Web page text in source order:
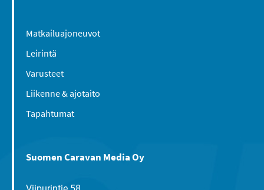
Matkailuajoneuvot
Leirintä
Varusteet
Liikenne & ajotaito
Tapahtumat
Suomen Caravan Media Oy